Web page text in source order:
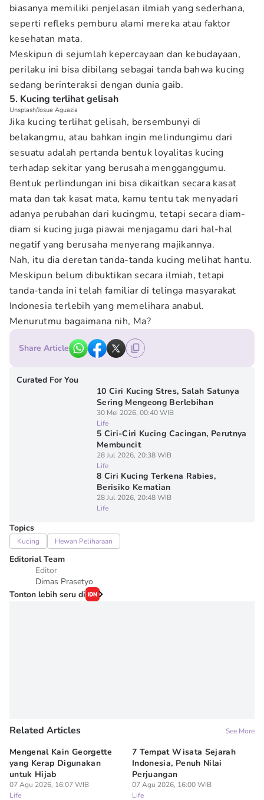
biasanya memiliki penjelasan ilmiah yang sederhana,
seperti refleks pemburu alami mereka atau faktor
kesehatan mata.
Meskipun di sejumlah kepercayaan dan kebudayaan,
perilaku ini bisa dibilang sebagai tanda bahwa kucing
sedang berinteraksi dengan dunia gaib.
5. Kucing terlihat gelisah
Unsplash/Josue Aguazia
Jika kucing terlihat gelisah, bersembunyi di
belakangmu, atau bahkan ingin melindungimu dari
sesuatu adalah pertanda bentuk loyalitas kucing
terhadap sekitar yang berusaha mengganggumu.
Bentuk perlindungan ini bisa dikaitkan secara kasat
mata dan tak kasat mata, kamu tentu tak menyadari
adanya perubahan dari kucingmu, tetapi secara diam-
diam si kucing juga piawai menjagamu dari hal-hal
negatif yang berusaha menyerang majikannya.
Nah, itu dia deretan tanda-tanda kucing melihat hantu.
Meskipun belum dibuktikan secara ilmiah, tetapi
tanda-tanda ini telah familiar di telinga masyarakat
Indonesia terlebih yang memelihara anabul.
Menurutmu bagaimana nih, Ma?
Share Article
Curated For You
10 Ciri Kucing Stres, Salah Satunya
Sering Mengeong Berlebihan
30 Mei 2026, 00:40 WIB
Life
5 Ciri-Ciri Kucing Cacingan, Perutnya
Membuncit
28 Jul 2026, 20:38 WIB
Life
8 Ciri Kucing Terkena Rabies,
Berisiko Kematian
28 Jul 2026, 20:48 WIB
Life
Topics
Kucing Hewan Peliharaan
Editorial Team
Editor
Dimas Prasetyo
Tonton lebih seru di
Related Articles See More
Mengenal Kain Georgette
yang Kerap Digunakan
untuk Hijab
07 Agu 2026, 16:07 WIB
Life
7 Tempat Wisata Sejarah
Indonesia, Penuh Nilai
Perjuangan
07 Agu 2026, 16:00 WIB
Life